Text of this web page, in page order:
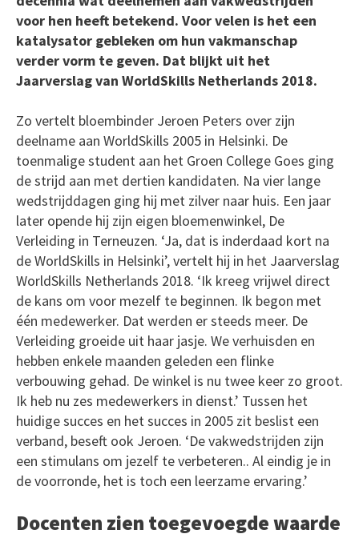
voor hen heeft betekend. Voor velen is het een
katalysator gebleken om hun vakmanschap
verder vorm te geven. Dat blijkt uit het
Jaarverslag van WorldSkills Netherlands 2018.
Zo vertelt bloembinder Jeroen Peters over zijn
deelname aan WorldSkills 2005 in Helsinki. De
toenmalige student aan het Groen College Goes ging
de strijd aan met dertien kandidaten. Na vier lange
wedstrijddagen ging hij met zilver naar huis. Een jaar
later opende hij zijn eigen bloemenwinkel, De
Verleiding in Terneuzen. ‘Ja, dat is inderdaad kort na
de WorldSkills in Helsinki’, vertelt hij in het Jaarverslag
WorldSkills Netherlands 2018. ‘Ik kreeg vrijwel direct
de kans om voor mezelf te beginnen. Ik begon met
één medewerker. Dat werden er steeds meer. De
Verleiding groeide uit haar jasje. We verhuisden en
hebben enkele maanden geleden een flinke
verbouwing gehad. De winkel is nu twee keer zo groot.
Ik heb nu zes medewerkers in dienst.’ Tussen het
huidige succes en het succes in 2005 zit beslist een
verband, beseft ook Jeroen. ‘De vakwedstrijden zijn
een stimulans om jezelf te verbeteren.. Al eindig je in
de voorronde, het is toch een leerzame ervaring.’
Docenten zien toegevoegde waarde